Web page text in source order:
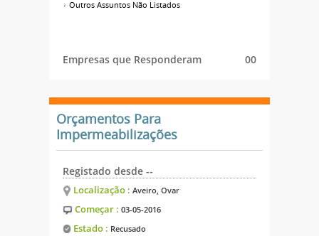
Outros Assuntos Não Listados
Empresas que Responderam 00
Orçamentos Para
Impermeabilizações
Registado desde --
Localização : Aveiro, Ovar
Começar : 03-05-2016
Estado : Recusado